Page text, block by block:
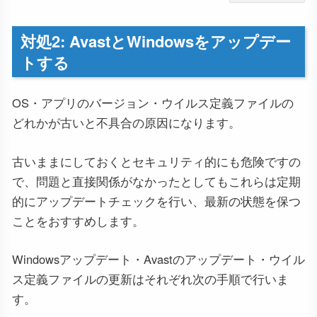
対処2: AvastとWindowsをアップデー
トする
OS・アプリのバージョン・ウイルス定義ファイルの
どれかが古いと不具合の原因になります。
古いままにしておくとセキュリティ的にも危険ですの
で、問題と直接関係がなかったとしてもこれらは定期
的にアップデートチェックを行い、最新の状態を保つ
ことをおすすめします。
Windowsアップデート・Avastのアップデート・ウイル
ス定義ファイルの更新はそれぞれ次の手順で行いま
す。